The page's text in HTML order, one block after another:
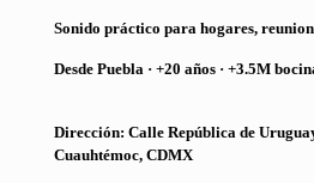
Sonido práctico para hogares,
Desde Puebla · +20 años · +3.5M
Dirección: Calle República de
Cuauhtémoc, CDMX